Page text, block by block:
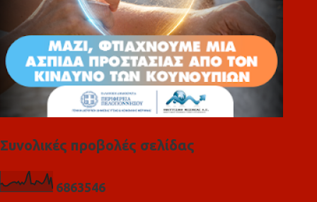
Συνολικές προβολές σελίδας
6863546